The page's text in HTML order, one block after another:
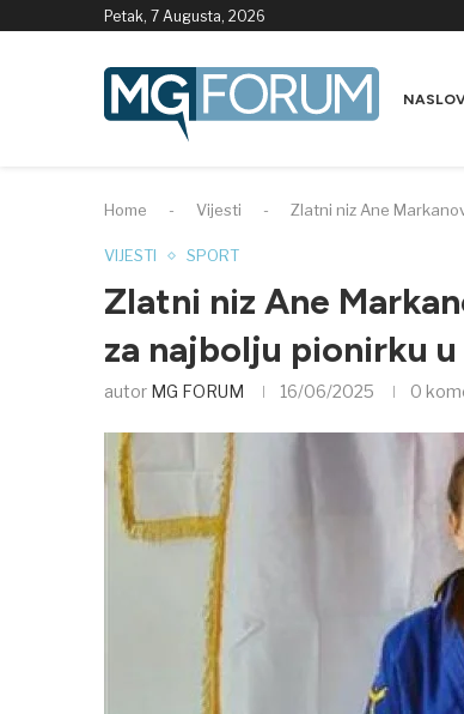
Petak, 7 Augusta, 2026
Home - Vijesti - Zlatni niz Ane
VIJESTI SPORT
Zlatni niz Ane
za najbolju pionirku
autor MG FORUM 16/06/2025 0